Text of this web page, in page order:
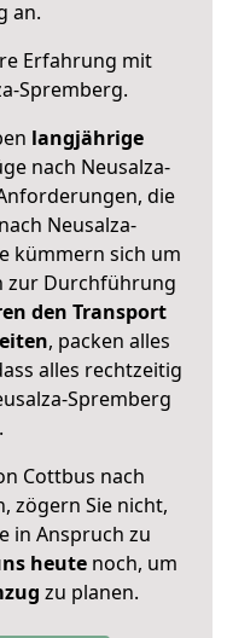
an.
Erfahrung mit
Spremberg.
langjährige
nach Neusalza-
die
Neusalza-
kümmern sich um
zur Durchführung
den Transport
, packen alles
alles rechtzeitig
Spremberg
Cottbus nach
zögern Sie nicht,
in Anspruch zu
heutenoch, um
zu planen.